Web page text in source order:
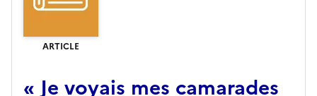
ARTICLE
« Je voyais mes camarades